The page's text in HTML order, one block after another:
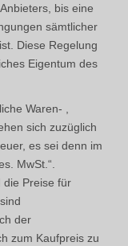
bis eine
sämtlicher
Diese Regelung
Eigentum des
Waren- ,
sich zuzüglich
es sei denn im
MwSt.“.
die Preise für
der
zum Kaufpreis zu